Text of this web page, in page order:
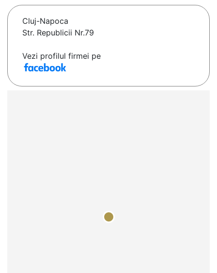
Cluj-Napoca
Str. Republicii Nr.79
Vezi profilul firmei pe